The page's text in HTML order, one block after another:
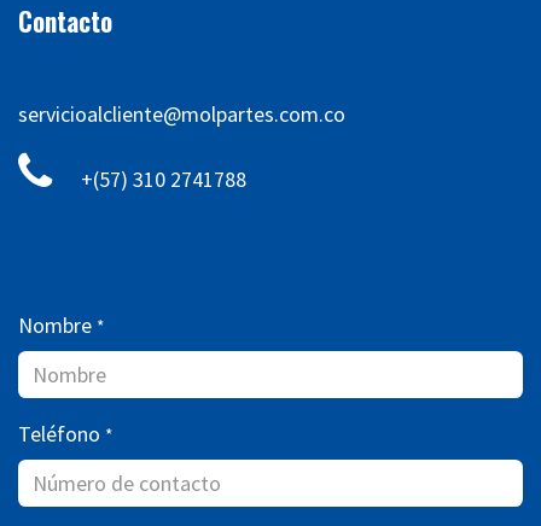
Contacto
servicioalcliente@molpartes.com.co
+(57) 310 2741788
Nombre *
Teléfono *